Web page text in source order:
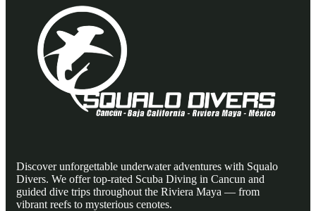
Discover unforgettable underwater adventures with Squalo
Divers. We offer top-rated Scuba Diving in Cancun and
guided dive trips throughout the Riviera Maya — from
vibrant reefs to mysterious cenotes.